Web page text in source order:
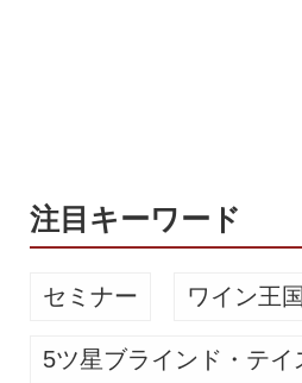
注目キーワード
セミナー ワイン王国
5ツ星ブラインド・テイ